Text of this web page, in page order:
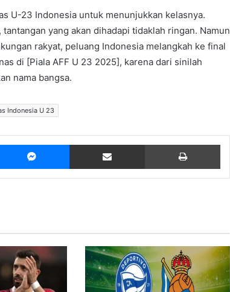
U-23 Indonesia untuk menunjukkan kelasnya.
yang akan dihadapi tidaklah ringan. Namun
rakyat, peluang Indonesia melangkah ke final
di [Piala AFF U 23 2025], karena dari sinilah
nama bangsa.
Indonesia U 23
Messenger Share via Email